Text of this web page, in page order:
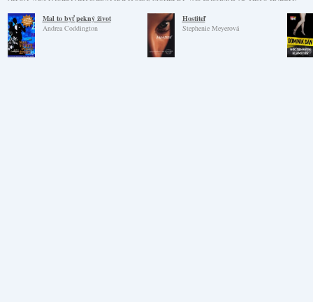
Mal to byť pekný život
Andrea Coddington
Hostiteľ
Stephenie Meyerová